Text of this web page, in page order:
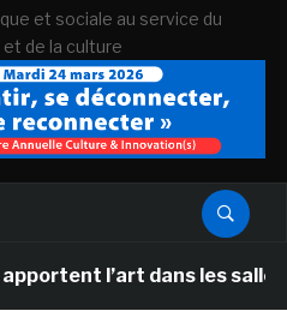
et sociale au service du
de la culture
l’art dans les salles de